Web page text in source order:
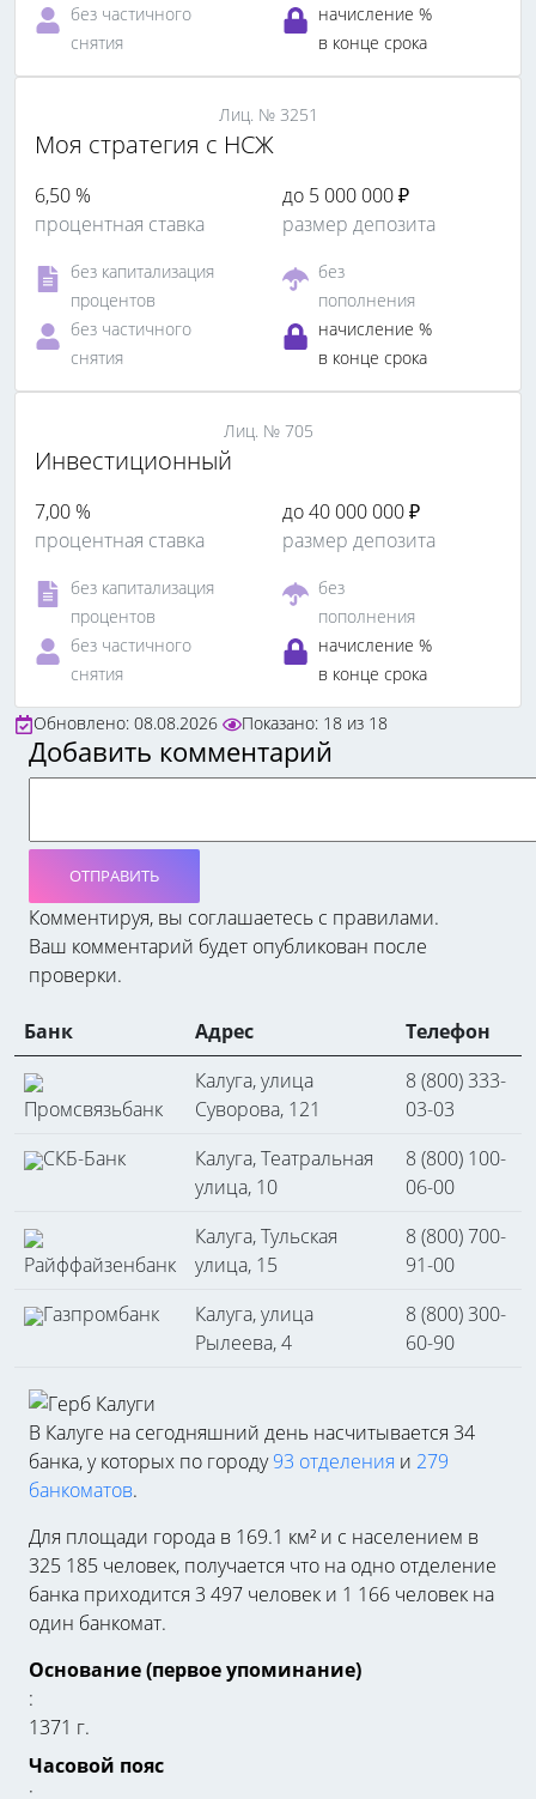
без частичного
снятия
начисление %
в конце срока
Лиц. № 3251
Моя стратегия с НСЖ
6,50 %
процентная ставка
до 5 000 000 ₽
размер депозита
без капитализация
процентов
без
пополнения
без частичного
снятия
начисление %
в конце срока
Лиц. № 705
Инвестиционный
7,00 %
процентная ставка
до 40 000 000 ₽
размер депозита
без капитализация
процентов
без
пополнения
без частичного
снятия
начисление %
в конце срока
Обновлено: 08.08.2026 Показано: 18 из 18
Добавить комментарий
ОТПРАВИТЬ
Комментируя, вы соглашаетесь c правилами.
Ваш комментарий будет опубликован после
проверки.
Банк Адрес Телефон
Промсвязьбанк
Калуга, улица
Суворова, 121
8 (800) 333-
03-03
СКБ-Банк
Калуга, Театральная
улица, 10
8 (800) 100-
06-00
Райффайзенбанк
Калуга, Тульская
улица, 15
8 (800) 700-
91-00
Газпромбанк
Калуга, улица
Рылеева, 4
8 (800) 300-
60-90
В Калуге на сегодняшний день насчитывается 34
банка, у которых по городу93 отделения и 279
банкоматов.
Для площади города в 169.1 км² и с населением в
325 185 человек, получается что на одно отделение
банка приходится 3 497 человек и 1 166 человек на
один банкомат.
Основание (первое упоминание)
:
1371 г.
Часовой пояс